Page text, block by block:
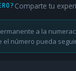
Comparte tu
a la
el número pueda